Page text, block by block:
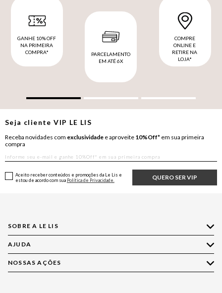
GANHE 10% OFF
NA PRIMEIRA
COMPRA*
PARCELAMENTO
EM ATÉ 6X
COMPRE
ONLINE E
RETIRE NA
LOJA*
Seja clienteVIP LE LIS
Receba novidades com exclusividade e aproveite 10%Off* em sua primeira
compra
QUERO SER VIP
Aceito receber conteúdos e promoções da Le Lis e
estou de acordo com sua Política de Privacidade.
SOBRE A LE LIS
Quem Somos
Nossas Lojas
AJUDA
Compre pelo WhatsApp
NOSSAS AÇÕES